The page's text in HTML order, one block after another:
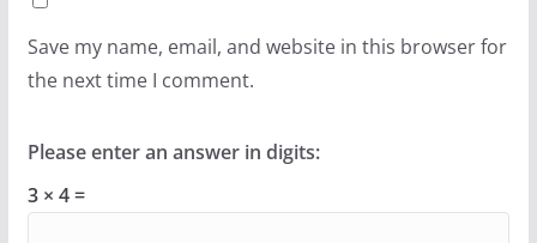
Save my name, email, and website in this browser for
the next time I comment.
Please enter an answer in digits:
3 × 4 =